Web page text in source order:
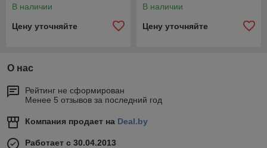
В наличии
Цену уточняйте
В наличии
Цену уточняйте
О нас
Рейтинг не сформирован
Менее 5 отзывов за последний год
Компания продает на Deal.by
Работает с 30.04.2013